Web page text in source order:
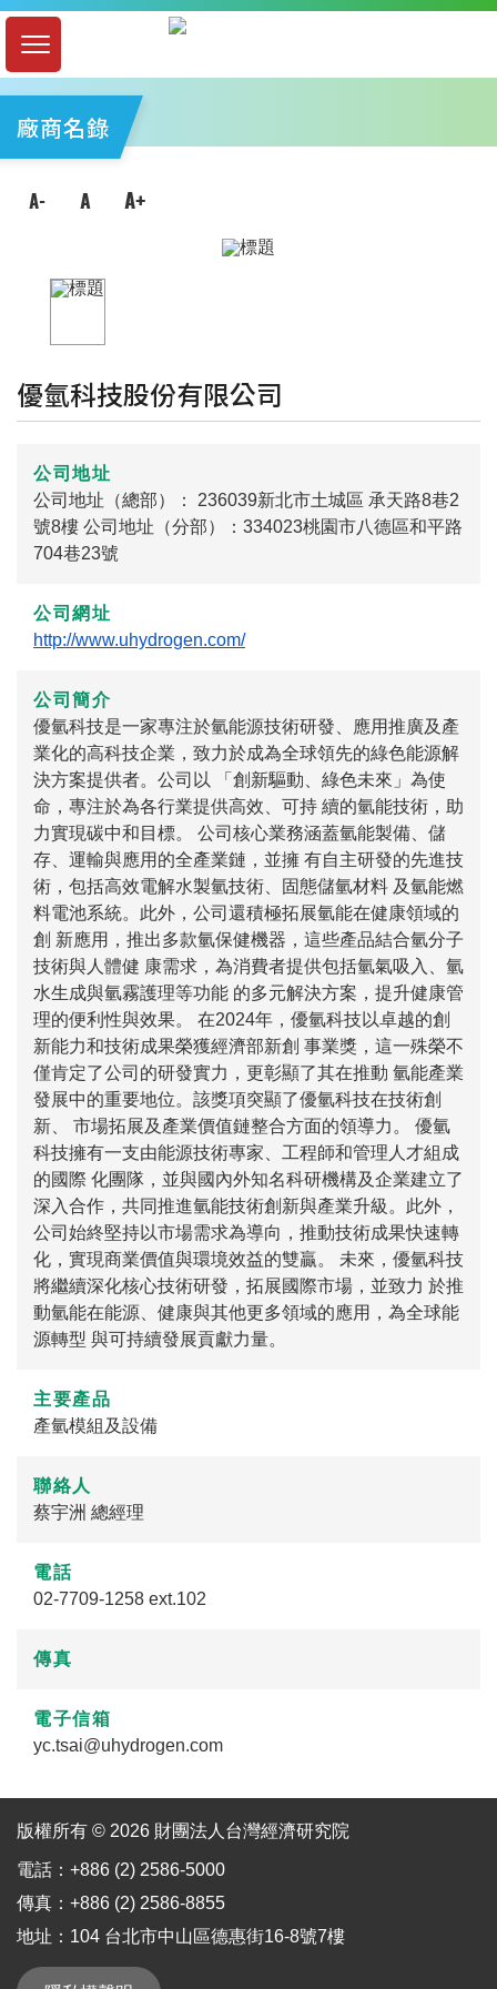
廠商名錄
優氫科技股份有限公司
公司地址
公司地址（總部）： 236039新北市土城區 承天路8巷2
號8樓 公司地址（分部）：334023桃園市八德區和平路
704巷23號
公司網址
http://www.uhydrogen.com/
公司簡介
優氫科技是一家專注於氫能源技術研發、應用推廣及產
業化的高科技企業，致力於成為全球領先的綠色能源解
決方案提供者。公司以 「創新驅動、綠色未來」為使
命，專注於為各行業提供高效、可持 續的氫能技術，助
力實現碳中和目標。 公司核心業務涵蓋氫能製備、儲
存、運輸與應用的全產業鏈，並擁 有自主研發的先進技
術，包括高效電解水製氫技術、固態儲氫材料 及氫能燃
料電池系統。此外，公司還積極拓展氫能在健康領域的
創 新應用，推出多款氫保健機器，這些產品結合氫分子
技術與人體健 康需求，為消費者提供包括氫氣吸入、氫
水生成與氫霧護理等功能 的多元解決方案，提升健康管
理的便利性與效果。 在2024年，優氫科技以卓越的創
新能力和技術成果榮獲經濟部新創 事業獎，這一殊榮不
僅肯定了公司的研發實力，更彰顯了其在推動 氫能產業
發展中的重要地位。該獎項突顯了優氫科技在技術創
新、 市場拓展及產業價值鏈整合方面的領導力。 優氫
科技擁有一支由能源技術專家、工程師和管理人才組成
的國際 化團隊，並與國內外知名科研機構及企業建立了
深入合作，共同推進氫能技術創新與產業升級。此外，
公司始終堅持以市場需求為導向，推動技術成果快速轉
化，實現商業價值與環境效益的雙贏。 未來，優氫科技
將繼續深化核心技術研發，拓展國際市場，並致力 於推
動氫能在能源、健康與其他更多領域的應用，為全球能
源轉型 與可持續發展貢獻力量。
主要產品
產氫模組及設備
聯絡人
蔡宇洲 總經理
電話
02-7709-1258 ext.102
傳真
電子信箱
yc.tsai@uhydrogen.com
版權所有 © 2026 財團法人台灣經濟研究院
電話：+886 (2) 2586-5000
傳真：+886 (2) 2586-8855
地址：104 台北市中山區德惠街16-8號7樓